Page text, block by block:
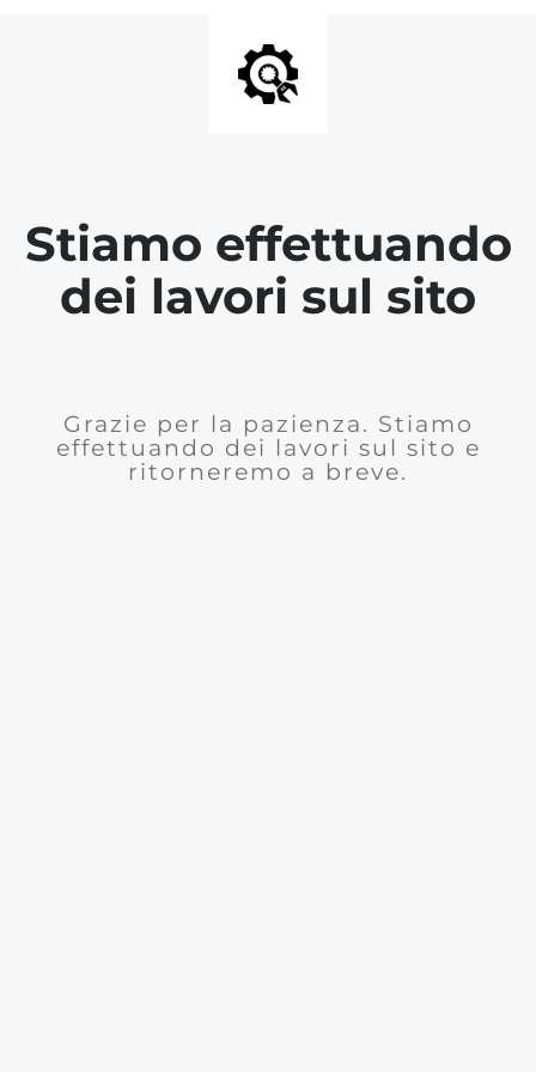
Stiamo effettuando
dei lavori sul sito
Grazie per la pazienza. Stiamo
effettuando dei lavori sul sito e
ritorneremo a breve.